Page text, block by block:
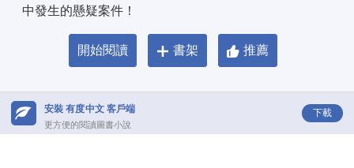
中發生的懸疑案件！
開始閱讀 書架 推薦
安裝 有度中文 客戶端
更方便的閱讀圖書小說
下載